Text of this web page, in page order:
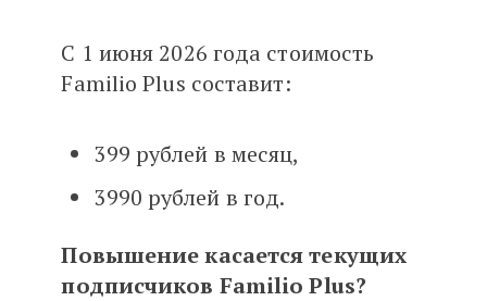
С 1 июня 2026 года стоимость
Familio Plus составит:
399 рублей в месяц,
3990 рублей в год.
Повышение касается текущих
подписчиков Familio Plus?